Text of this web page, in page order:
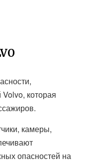
которая
камеры,
опасностей на